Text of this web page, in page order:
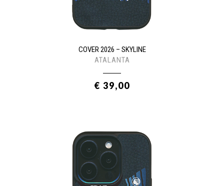
COVER 2026 – SKYLINE
ATALANTA
€ 39,00